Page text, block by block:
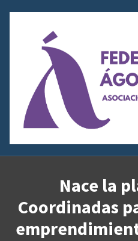
Nace la
Coordinadas